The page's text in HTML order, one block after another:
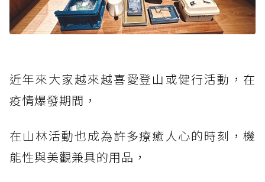
近年來大家越來越喜愛登山或健行活動，在
疫情爆發期間，
在山林活動也成為許多療癒人心的時刻，機
能性與美觀兼具的用品，